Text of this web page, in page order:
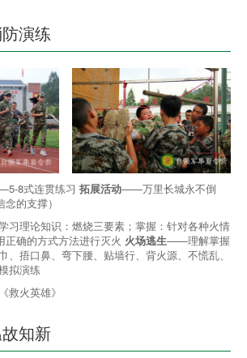
演练
8式连贯练习 拓展活动——万里长城永不倒
念的支撑）
理论知识：燃烧三要素；掌握：针对各种火情
正确的方式方法进行灭火 火场逃生——理解掌握
、捂口鼻、弯下腰、贴墙行、背火源、不慌乱、
拟演练
火英雄》
知新